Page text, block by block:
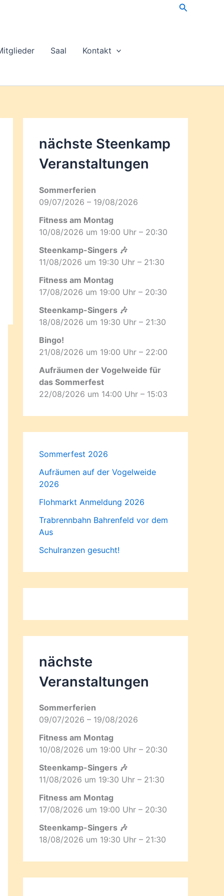
Suchen
Saal Kontakt
nächste Steenkamp
Veran­staltungen
Sommerferien
09/07/2026 – 19/08/2026
Fitness am Montag
10/08/2026 um 19:00 Uhr – 20:30
Steenkamp-Singers 🎶
11/08/2026 um 19:30 Uhr – 21:30
Fitness am Montag
17/08/2026 um 19:00 Uhr – 20:30
Steenkamp-Singers 🎶
18/08/2026 um 19:30 Uhr – 21:30
Bingo!
21/08/2026 um 19:00 Uhr – 22:00
Aufräumen der Vogelweide für
das Sommerfest
22/08/2026 um 14:00 Uhr – 15:03
Sommerfest 2026
Aufräumen auf der Vogelweide
2026
Flohmarkt Anmeldung 2026
Trabrennbahn Bahrenfeld vor dem
Aus
Schulranzen gesucht!
nächste
Veranstaltungen
Sommerferien
09/07/2026 – 19/08/2026
Fitness am Montag
10/08/2026 um 19:00 Uhr – 20:30
Steenkamp-Singers 🎶
11/08/2026 um 19:30 Uhr – 21:30
Fitness am Montag
17/08/2026 um 19:00 Uhr – 20:30
Steenkamp-Singers 🎶
18/08/2026 um 19:30 Uhr – 21:30